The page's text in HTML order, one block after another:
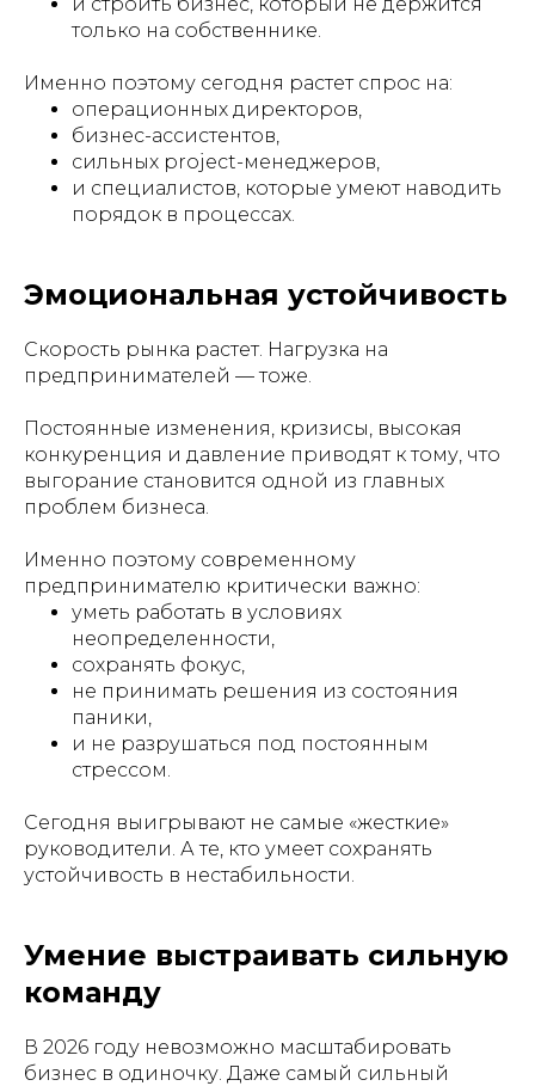
только на собственнике.
Именно поэтому сегодня растет спрос на:
операционных директоров,
бизнес-ассистентов,
сильных project-менеджеров,
и специалистов, которые умеют наводить
порядок в процессах.
Эмоциональная устойчивость
Скорость рынка растет. Нагрузка на
предпринимателей — тоже.
Постоянные изменения, кризисы, высокая
конкуренция и давление приводят к тому, что
выгорание становится одной из главных
проблем бизнеса.
Именно поэтому современному
предпринимателю критически важно:
уметь работать в условиях
неопределенности,
сохранять фокус,
не принимать решения из состояния
паники,
и не разрушаться под постоянным
стрессом.
Сегодня выигрывают не самые «жесткие»
руководители. А те, кто умеет сохранять
устойчивость в нестабильности.
Умение выстраивать сильную
команду
В 2026 году невозможно масштабировать
бизнес в одиночку. Даже самый сильный